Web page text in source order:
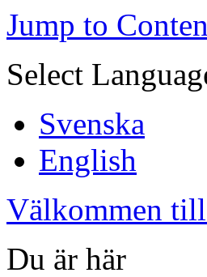
Jump to
Select
Svenska
English
Välkommen
Du är här